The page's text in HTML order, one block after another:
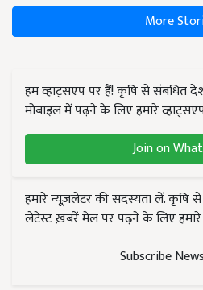
More
हम व्हाट्सएप पर हैं! कृषि से संबंधित
मोबाइल में पढ़ने के लिए हमारे
Join on
हमारे न्यूज़लेटर की सदस्यता लें. कृषि
लेटेस्ट ख़बरें मेल पर पढ़ने के लिए
Subscribe